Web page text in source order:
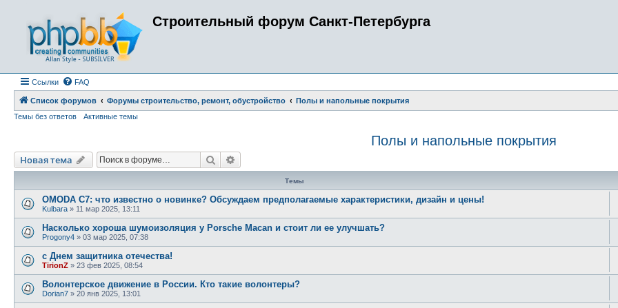
Строительный форум Санкт-Петербурга
Ссылки FAQ
Список форумов Форумы строительство, ремонт, обустройство
Полы и напольные покрытия
Темы без ответов
Активные темы
Полы и напольные покрытия
Новая тема Поиск
Темы
OMODA C7: что известно о новинке? Обсуждаем предполагаемые характеристики, дизайн и цены!
Kulbara » 11 мар 2025, 13:11
Насколько хороша шумоизоляция у Porsche Macan и стоит ли ее улучшать?
Progony4 » 03 мар 2025, 07:38
с Днем защитника отечества!
TirionZ » 23 фев 2025, 08:54
Волонтерское движение в России. Кто такие волонтеры?
Dorian7 » 20 янв 2025, 13:01